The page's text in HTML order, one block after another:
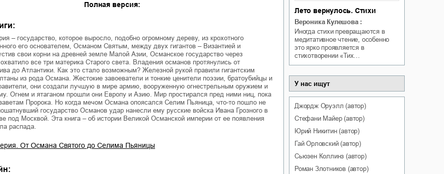
Полная версия:
– государство, которое выросло, подобно огромному дереву, из крохотного
его основателем, Османом Святым, между двух гигантов – Византией и
свои корни на древней земле Малой Азии, Османское государство через
все три материка Старого света. Владения османов протянулись от
до Атлантики. Как это стало возможным? Железной рукой правили гигантским
из рода Османа. Жестокие завоеватели и тонкие ценители поэзии, братоубийцы и
они создали лучшую в мире армию, вооруженную огнестрельным оружием и
Огнем и ятаганом прошли они Европу и Азию. Мир простирался пред ними ниц, пока
Пророка. Но когда мечом Османа опоясался Селим Пьяница, что-то пошло не
государство Османов удар нанесли ему русские войска Ивана Грозного в
под Москвой. Эта книга – об истории Великой Османской империи от ее появления
распада.
От Османа Святого до Селима Пьяницы
Лето вернулось. Стихи
Вероника Кулешова :
Иногда стихи превращаются в
медитативное чтение, особенно
это ярко проявляется в
стихотворении «Тих…
У нас ищут
Джордж Оруэлл (автор)
Стефани Майер(автор)
Юрий Никитин(автор)
Гай Орловский(автор)
Сьюзен Коллинз (автор)
Роман Злотников (автор)